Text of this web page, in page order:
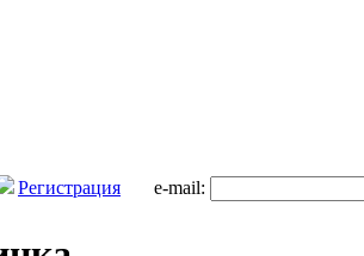
Регистрация e-mail: